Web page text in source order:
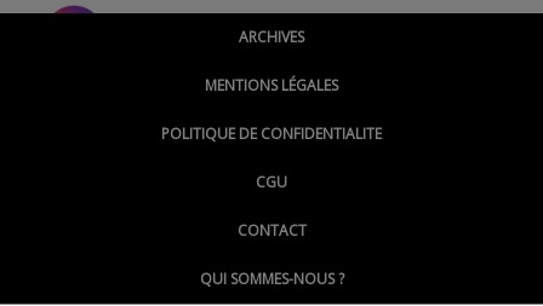
@montpellierpoinginfo
@LePoingMontpellier
ARCHIVES
MENTIONS LÉGALES
POLITIQUE DE CONFIDENTIALITE
CGU
CONTACT
QUI SOMMES-NOUS ?